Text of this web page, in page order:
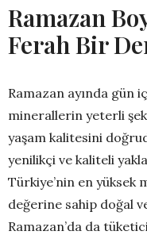
Ramazan
Ferah Bir
Ramazan ayında gün
minerallerin yeterli
yaşam kalitesini
yenilikçi ve kaliteli
Türkiye’nin en yüksek
değerine sahip doğal
Ramazan’da da